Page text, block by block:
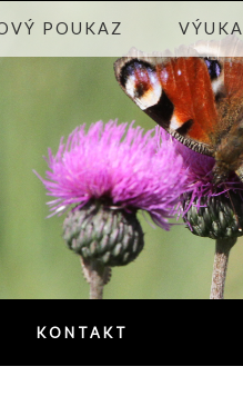
POUKAZ VÝUKA
KONTAKT